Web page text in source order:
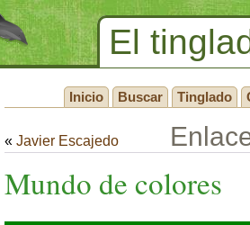
El
Inicio Buscar Tinglado
« Javier Escajedo
Mundo de colores